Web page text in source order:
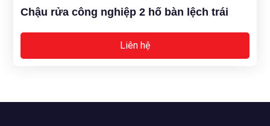
Chậu rửa công nghiệp 2 hố bàn lệch trái
Liên hệ